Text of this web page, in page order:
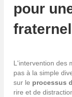
pour
L'intervention des
pas à la simple
sur le processus
rire et de